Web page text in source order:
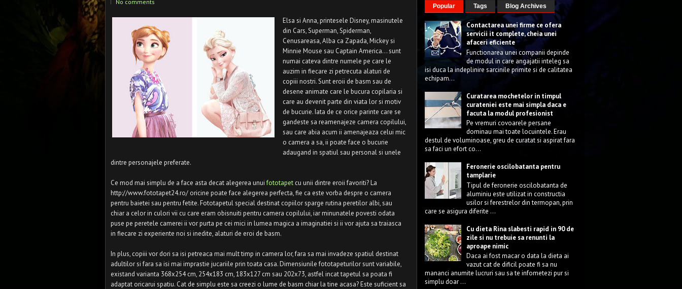
No comments
Elsa si Anna, printesele Disney, masinutele
din Cars, Superman, Spiderman,
Cenusareasa, Alba ca Zapada, Mickey si
Minnie Mouse sau Captain America... sunt
numai cateva dintre numele pe care le
auzim in fiecare zi petrecuta alaturi de
copiii nostri. Sunt eroii de basm sau de
desene animate care le bucura copilaria si
care au devenit parte din viata lor si motiv
de bucurie. Iata de ce orice parinte care se
gandeste sa reamenajeze camera copilului,
sau care abia acum ii amenajeaza celui mic
o camera a sa, ii poate face o bucurie
adaugand in spatiul sau personal si unele
dintre personajele preferate.
Ce mod mai simplu de a face asta decat alegerea unuifototapet cu unii dintre eroii favoriti? La
http://www.fototapet24.ro/ oricine poate face alegerea perfecta, fie ca este vorba despre o camera
pentru baietei sau pentru fetite. Fototapetul special destinat copiilor sparge rutina peretilor albi, sau
chiar a celor in culori vii cu care eram obisnuiti pentru camera copilului, iar minunatele povesti odata
puse pe peretele camerei ii vor purta pe cei mici in lumea magica a imaginatiei si ii vor ajuta sa traiasca
in fiecare zi experiente noi si inedite, alaturi de eroi de basm.
In plus, copiii vor dori sa isi petreaca mai mult timp in camera lor, fara sa mai invadeze spatiul destinat
adultilor si fara sa isi mai imprastie jucariile prin toata casa. Dimensiunile fototapeturilor sunt variabile,
existand varianta 368x254 cm, 254x183 cm, 183x127 cm sau 202x73, astfel incat tapetul sa poata fi
adaptat oricarui spatiu. Cat de simplu este sa creezi o lume de basm chiar la tine acasa? Este suficient sa
Popular Tags Blog Archives
Contactarea unei firme ce ofera
servicii it complete, cheia unei
afaceri eficiente
Functionarea unei companii depinde
de modul in care angajatii inteleg sa
isi duca la indeplinire sarcinile primite si de calitatea
echipam...
Curatarea mochetelor in timpul
curateniei este mai simpla daca e
facuta la modul profesionist
Pe vremuri covoarele persane
dominau mai toate locuintele. Erau
destul de voluminoase, greu de curatat si aspirat fara
sa faci un efort co...
Feronerie oscilobatanta pentru
tamplarie
Tipul de feronerie oscilobatanta de
aluminiu este utilizat in constructia
usilor si ferestrelor din termopan, prin
care se asigura diferite ...
Cu dieta Rina slabesti rapid in 90 de
zile si nu trebuie sa renunti la
aproape nimic
Daca ai fost macar o data la dieta ai
vazut cat de dificil poate fi sa nu
mananci anumite lucruri sau sa te infometezi pur si
simplu doar ...